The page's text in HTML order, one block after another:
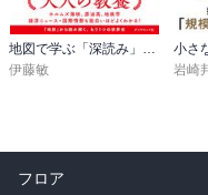
つまり、戦略的挑戦(オー
り、無茶になる。しかし
伊藤敏
岩崎
フロア